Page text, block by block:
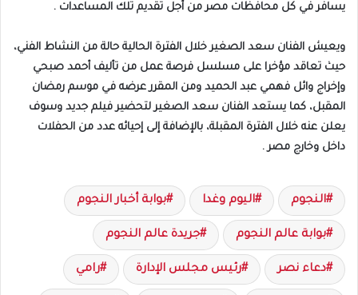
يسافر في كل محافظات مصر من أجل تقديم تلك المساعدات .
ويعيش الفنان سعد الصغير خلال الفترة الحالية حالة من النشاط الفني،
حيث تعاقد مؤخرا على مسلسل فرصة عمل من تأليف أحمد صبحي
وإخراج وائل فهمي عبد الحميد ومن المقرر عرضه في موسم رمضان
المقبل، كما يستعد الفنان سعد الصغير لتحضير فيلم جديد وسوف
يعلن عنه خلال الفترة المقبلة، بالإضافة إلى إحيائه عدد من الحفلات
داخل وخارج مصر .
النجوم اليوم وغدا بوابة أخبار النجوم
بوابة عالم النجوم جريدة عالم النجوم
دعاء نصر رئيس مجلس الإدارة رامي